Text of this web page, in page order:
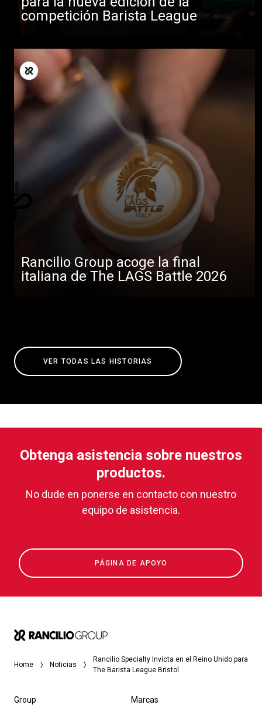
competición Barista League
Rancilio Group acoge la final
italiana de The LAGS Battle 2026
VER TODAS LAS HISTORIAS
Obtenga asistencia sobre nuestros
productos.
No dude en ponerse en contacto con nuestro
equipo de asistencia.
PÁGINA DE APOYO
Home Noticias
Rancilio Specialty Invicta en el Reino Unido para
The Barista League Bristol
Group
Marcas